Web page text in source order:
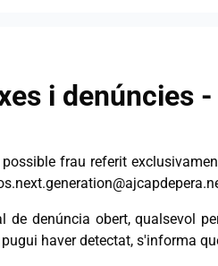
i denúncies
frau referit
de denúncia obert, qualsevol
haver detectat, s'informa